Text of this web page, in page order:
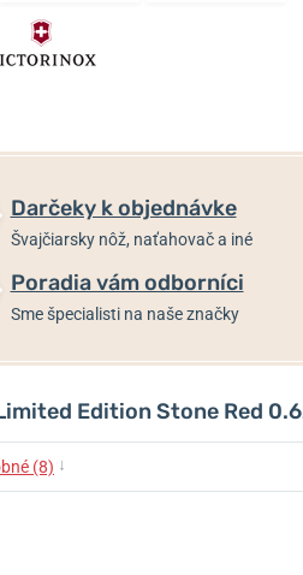
Darčeky k objednávke
Švajčiarsky nôž, naťahovač a iné
Poradia vám odborníci
Sme špecialisti na naše značky
Edition Stone Red
(8) ↓